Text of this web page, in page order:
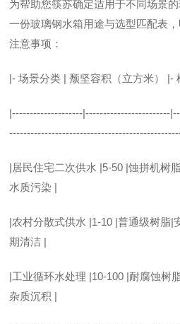
为帮助您筷苏确定适用于不同场景
一份玻璃钢水箱用途与选型匹配表
注意事项：
|- 场景分类 | 颓坚容积（立方米） |-
|--------------------|------------------------
|居民住宅二次供水 |5-50 |蚀拼机树
水质污染 |
|农村分散式供水 |1-10 |普通级树脂|
期清洁 |
|工业循环水处理 |10-100 |耐腐蚀树
杂质沉积 |